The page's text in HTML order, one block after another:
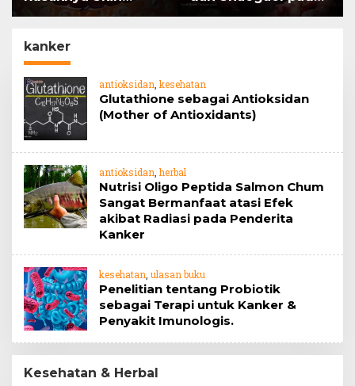
Barrier
kanker
antioksidan kesehatan
Glutathione sebagai Antioksidan
(Mother of Antioxidants)
antioksidan ,herbal
Nutrisi Oligo Peptida Salmon Chum
Sangat Bermanfaat atasi Efek
akibat Radiasi pada Penderita
Kanker
kesehatan ulasan buku
Penelitian tentang Probiotik
sebagai Terapi untuk Kanker &
Penyakit Imunologis.
Kesehatan & Herbal